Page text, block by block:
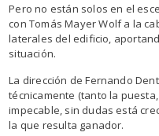
Pero no están solos en el
con Tomás Mayer Wolf a la
laterales del edificio,
situación.
La dirección de Fernando
técnicamente (tanto la
impecable, sin dudas está
la que resulta ganador.